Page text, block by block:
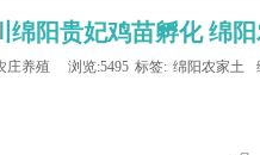
绵阳贵妃鸡苗孵化 绵
庄养殖 浏览:5495 标签: 绵阳农家土